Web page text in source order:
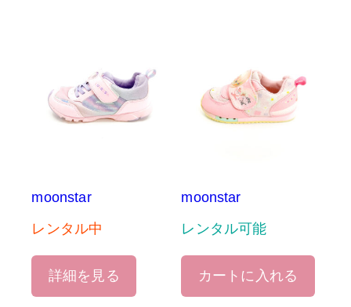
moonstar
レンタル中
詳細を見る
moonstar
レンタル可能
カートに入れる